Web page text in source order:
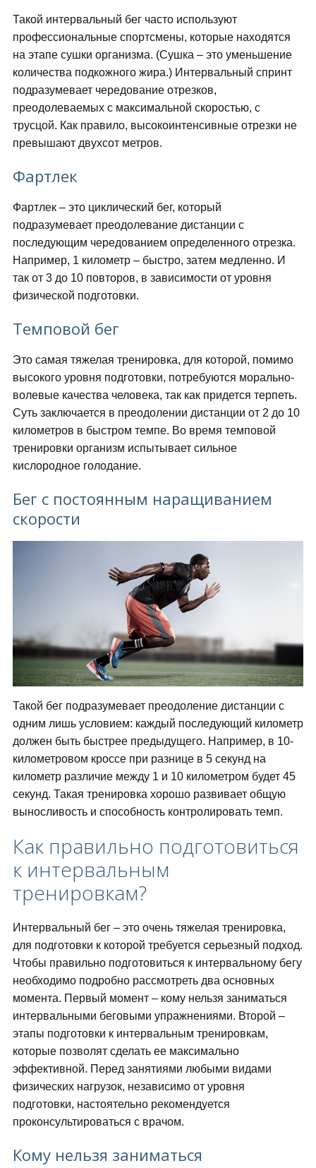
Такой интервальный бег часто используют
профессиональные спортсмены, которые находятся
на этапе сушки организма. (Сушка – это уменьшение
количества подкожного жира.) Интервальный спринт
подразумевает чередование отрезков,
преодолеваемых с максимальной скоростью, с
трусцой. Как правило, высокоинтенсивные отрезки не
превышают двухсот метров.
Фартлек
Фартлек – это циклический бег, который
подразумевает преодолевание дистанции с
последующим чередованием определенного отрезка.
Например, 1 километр – быстро, затем медленно. И
так от 3 до 10 повторов, в зависимости от уровня
физической подготовки.
Темповой бег
Это самая тяжелая тренировка, для которой, помимо
высокого уровня подготовки, потребуются морально-
волевые качества человека, так как придется терпеть.
Суть заключается в преодолении дистанции от 2 до 10
километров в быстром темпе. Во время темповой
тренировки организм испытывает сильное
кислородное голодание.
Бег с постоянным наращиванием
скорости
Такой бег подразумевает преодоление дистанции с
одним лишь условием: каждый последующий километр
должен быть быстрее предыдущего. Например, в 10-
километровом кроссе при разнице в 5 секунд на
километр различие между 1 и 10 километром будет 45
секунд. Такая тренировка хорошо развивает общую
выносливость и способность контролировать темп.
Как правильно подготовиться
к интервальным
тренировкам?
Интервальный бег – это очень тяжелая тренировка,
для подготовки к которой требуется серьезный подход.
Чтобы правильно подготовиться к интервальному бегу
необходимо подробно рассмотреть два основных
момента. Первый момент – кому нельзя заниматься
интервальными беговыми упражнениями. Второй –
этапы подготовки к интервальным тренировкам,
которые позволят сделать ее максимально
эффективной. Перед занятиями любыми видами
физических нагрузок, независимо от уровня
подготовки, настоятельно рекомендуется
проконсультироваться с врачом.
Кому нельзя заниматься